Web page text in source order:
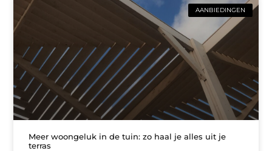
AANBIEDINGEN
Meer woongeluk in de tuin: zo haal je alles uit je
terras